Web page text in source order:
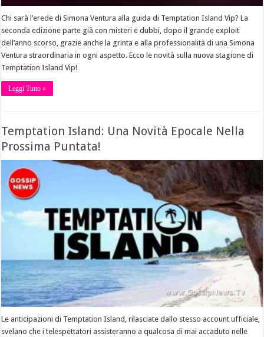
Chi sarà l’erede di Simona Ventura alla guida di Temptation Island Vip? La
seconda edizione parte già con misteri e dubbi, dopo il grande exploit
dell’anno scorso, grazie anche la grinta e alla professionalità di una Simona
Ventura straordinaria in ogni aspetto. Ecco le novità sulla nuova stagione di
Temptation Island Vip!
Leggi Tutto »
Temptation Island: Una Novità Epocale Nella
Prossima Puntata!
Le anticipazioni di Temptation Island, rilasciate dallo stesso account ufficiale,
svelano che i telespettatori assisteranno a qualcosa di mai accaduto nelle